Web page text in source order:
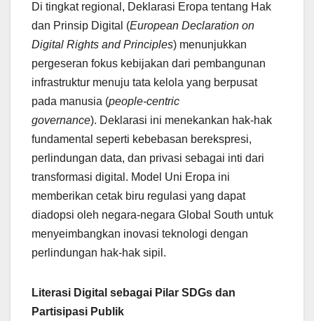
Di tingkat regional, Deklarasi Eropa tentang Hak
dan Prinsip Digital (European Declaration on
Digital Rights and Principles) menunjukkan
pergeseran fokus kebijakan dari pembangunan
infrastruktur menuju tata kelola yang berpusat
pada manusia (people-centric
governance). Deklarasi ini menekankan hak-hak
fundamental seperti kebebasan berekspresi,
perlindungan data, dan privasi sebagai inti dari
transformasi digital. Model Uni Eropa ini
memberikan cetak biru regulasi yang dapat
diadopsi oleh negara-negara Global South untuk
menyeimbangkan inovasi teknologi dengan
perlindungan hak-hak sipil.
Literasi Digital sebagai Pilar SDGs dan
Partisipasi Publik